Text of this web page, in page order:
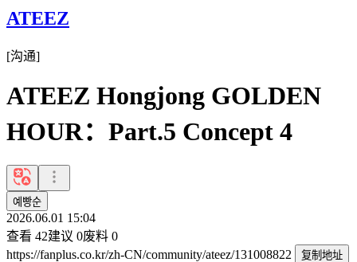
ATEEZ
[沟通]
ATEEZ Hongjong GOLDEN
HOUR：Part.5 Concept 4
예빵순
2026.06.01 15:04
查看 42建议 0废料 0
https://fanplus.co.kr/zh-CN/community/ateez/131008822
复制地址